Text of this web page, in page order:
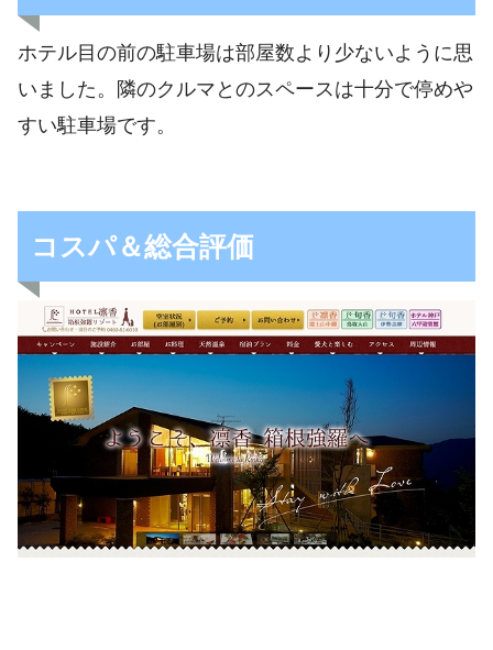
ホテル目の前の駐車場は部屋数より少ないように思
いました。隣のクルマとのスペースは十分で停めや
すい駐車場です。
コスパ＆総合評価